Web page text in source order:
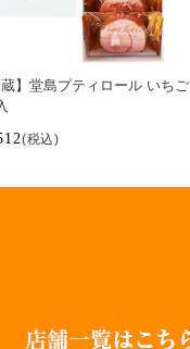
蔵】堂島プティロール いちご
税込